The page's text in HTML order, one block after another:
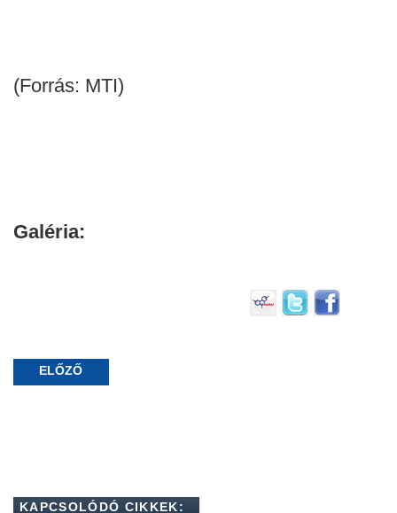
(Forrás: MTI)
Galéria:
ELŐZŐ
KAPCSOLÓDÓ CIKKEK: